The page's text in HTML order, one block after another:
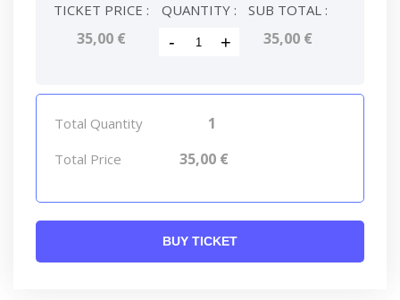
TICKET PRICE :
35,00 €
QUANTITY :
- +
SUB TOTAL :
35,00 €
Total Quantity 1
Total Price 35,00 €